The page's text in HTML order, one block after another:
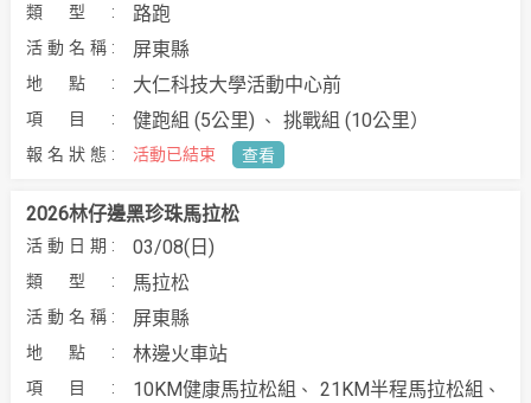
路跑
屏東縣
大仁科技大學活動中心前
健跑組 (5公里)
挑戰組 (10公里）
活動已結束 查看
03/08(日)
馬拉松
屏東縣
2026林仔邊黑珍珠馬拉松
林邊火車站
10KM健康馬拉松組
21KM半程馬拉松組